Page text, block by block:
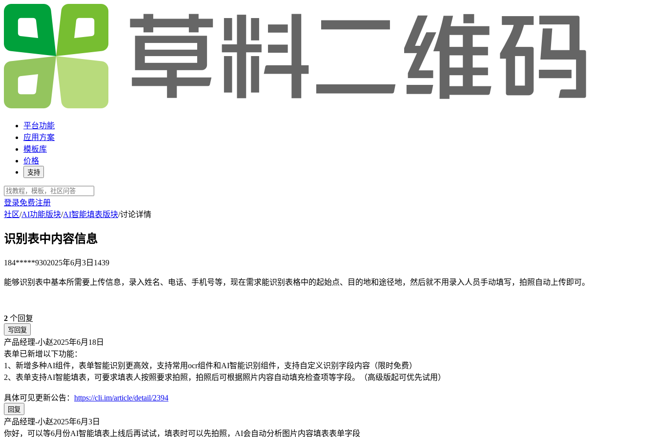
平台功能
应用方案
模板库
价格
支持
登录免费注册
社区/AI功能版块/AI智能填表版块/讨论详情
识别表中内容信息
184*****9302025年6月3日 1439
能够识别表中基本所需要上传信息，录入姓名、电话、手机号等，现在需求能识别表格中的起始点、目的地和途径地，然后就不用录入人员手动填写，拍照自动上传即可。
2 个回复
写回复
产品经理-小赵2025年6月18日
表单已新增以下功能：
1、新增多种AI组件，表单智能识别更高效，支持常用ocr组件和AI智能识别组件，支持自定义识别字段内容（限时免费）
2、表单支持AI智能填表，可要求填表人按照要求拍照，拍照后可根据照片内容自动填充检查项等字段。（高级版起可优先试用）
具体可见更新公告： https://cli.im/article/detail/2394
回复
产品经理-小赵2025年6月3日
你好，可以等6月份AI智能填表上线后再试试，填表时可以先拍照，AI会自动分析图片内容填表表单字段